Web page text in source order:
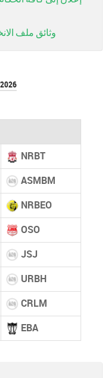
وثائق ملف
NRBT
ASMBM
NRBEO
OSO
JSJ
URBH
CRLM
EBA